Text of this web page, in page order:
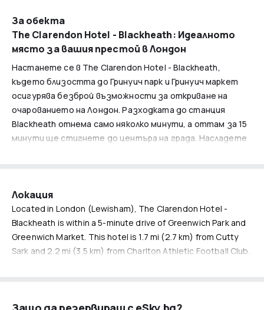
За обекта
The Clarendon Hotel - Blackheath: Идеалното
място за вашия престой в Лондон
Настанете се в The Clarendon Hotel - Blackheath,
където близостта до Гринуич парк и Гринуич маркет
осигурява безброй възможности за откриване на
очарованието на Лондон. Разходката до станция
Blackheath отнема само няколко минути, а оттам за 15
минути ще стигнете до центъра на града. Насладете
Семействата с деца ще намерят тук приятелска
атмосфера. Хотелът предлага просторни стаи с
телевизори и ежедневно почистване, което осигурява
удобство и спокойствие по време на престоя.
Локация
Located in London (Lewisham), The Clarendon Hotel -
Blackheath is within a 5-minute drive of Greenwich Park and
Greenwich Market. This hotel is 1.7 mi (2.7 km) from Cutty
Sark and 2.2 mi (3.5 km) from Charlton Athletic Football Club.